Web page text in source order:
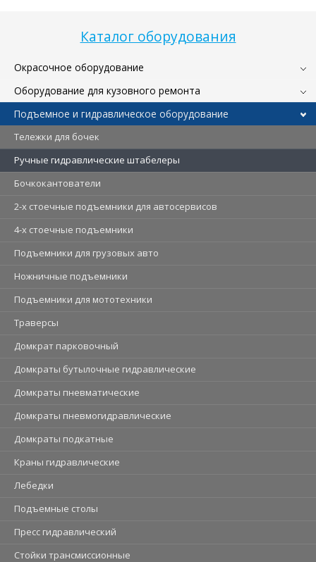
Каталог оборудования
Окрасочное оборудование
Оборудование для кузовного ремонта
Подъемное и гидравлическое оборудование
Тележки для бочек
Ручные гидравлические штабелеры
Бочкокантователи
2-х стоечные подъемники для автосервисов
4-х стоечные подъемники
Подъемники для грузовых авто
Ножничные подъемники
Подъемники для мототехники
Траверсы
Домкрат парковочный
Домкраты бутылочные гидравлические
Домкраты пневматические
Домкраты пневмогидравлические
Домкраты подкатные
Краны гидравлические
Лебедки
Подъемные столы
Пресс гидравлический
Стойки трансмиссионные